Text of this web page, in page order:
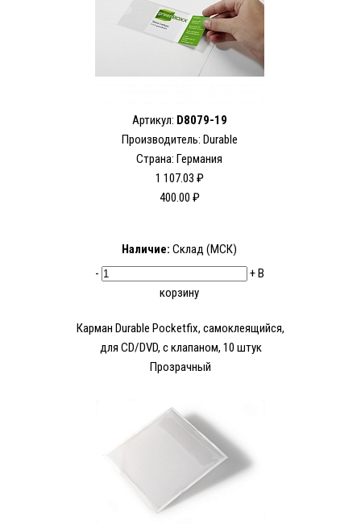
Артикул: D8079-19
Производитель: Durable
Страна: Германия
1 107.03 ₽
400.00 ₽
Наличие: Склад (МСК)
-
+В
корзину
Карман Durable Pocketfix, самоклеящийся,
для CD/DVD, с клапаном, 10 штук
Прозрачный